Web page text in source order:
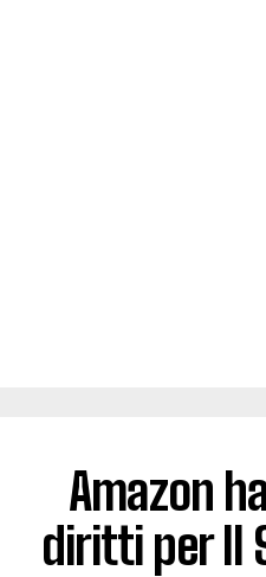
Amazon
diritti per Il